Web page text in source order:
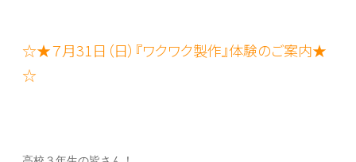
☆★７月31 日（日）『ワクワク製作』体験のご案内★
☆